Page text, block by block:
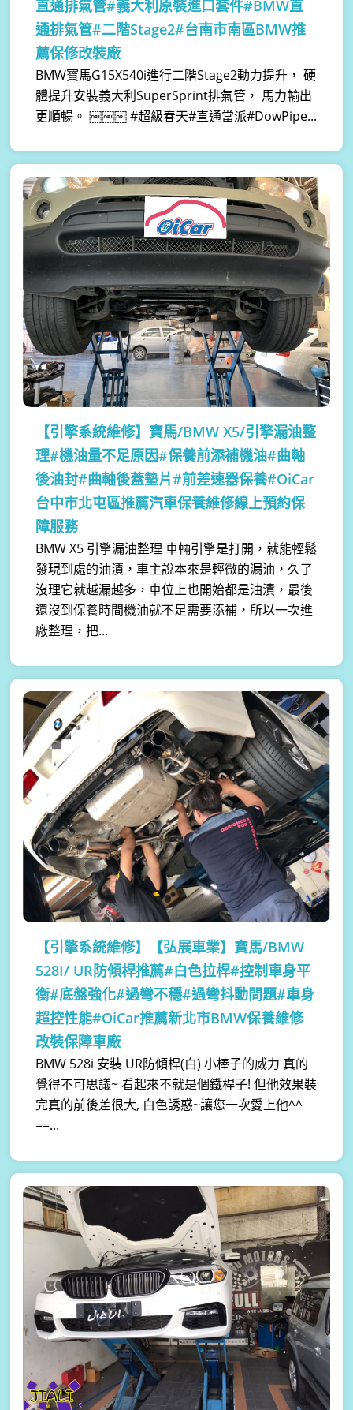
直通排氣管#義大利原裝進口套件#BMW直
通排氣管#二階Stage2#台南市南區BMW推
薦保修改裝廠
BMW寶馬G15X540i進行二階Stage2動力提升， 硬
體提升安裝義大利SuperSprint排氣管， 馬力輸出
更順暢。 ￼￼￼ #超級春天#直通當派#DowPipe...
【引擎系統維修】 寶馬/BMW X5/引擎漏油整
理#機油量不足原因#保養前添補機油#曲軸
後油封#曲軸後蓋墊片#前差速器保養#OiCar
台中市北屯區推薦汽車保養維修線上預約保
障服務
BMW X5 引擎漏油整理 車輛引擎是打開，就能輕鬆
發現到處的油漬，車主說本來是輕微的漏油，久了
沒理它就越漏越多，車位上也開始都是油漬，最後
還沒到保養時間機油就不足需要添補，所以一次進
廠整理，把...
【引擎系統維修】
【弘展車業】寶馬/BMW
528I/ UR防傾桿推薦#白色拉桿#控制車身平
衡#底盤強化#過彎不穩#過彎抖動問題#車身
超控性能#OiCar推薦新北市BMW保養維修
改裝保障車廠
BMW 528i 安裝 UR防傾桿(白) 小棒子的威力 真的
覺得不可思議~ 看起來不就是個鐵桿子! 但他效果裝
完真的前後差很大, 白色誘惑~讓您一次愛上他^^
==...